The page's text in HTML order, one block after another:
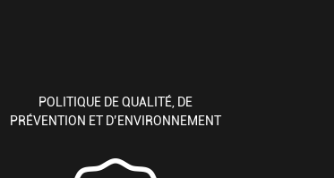
POLITIQUE DE QUALITÉ, DE
PRÉVENTION ET D’ENVIRONNEMENT